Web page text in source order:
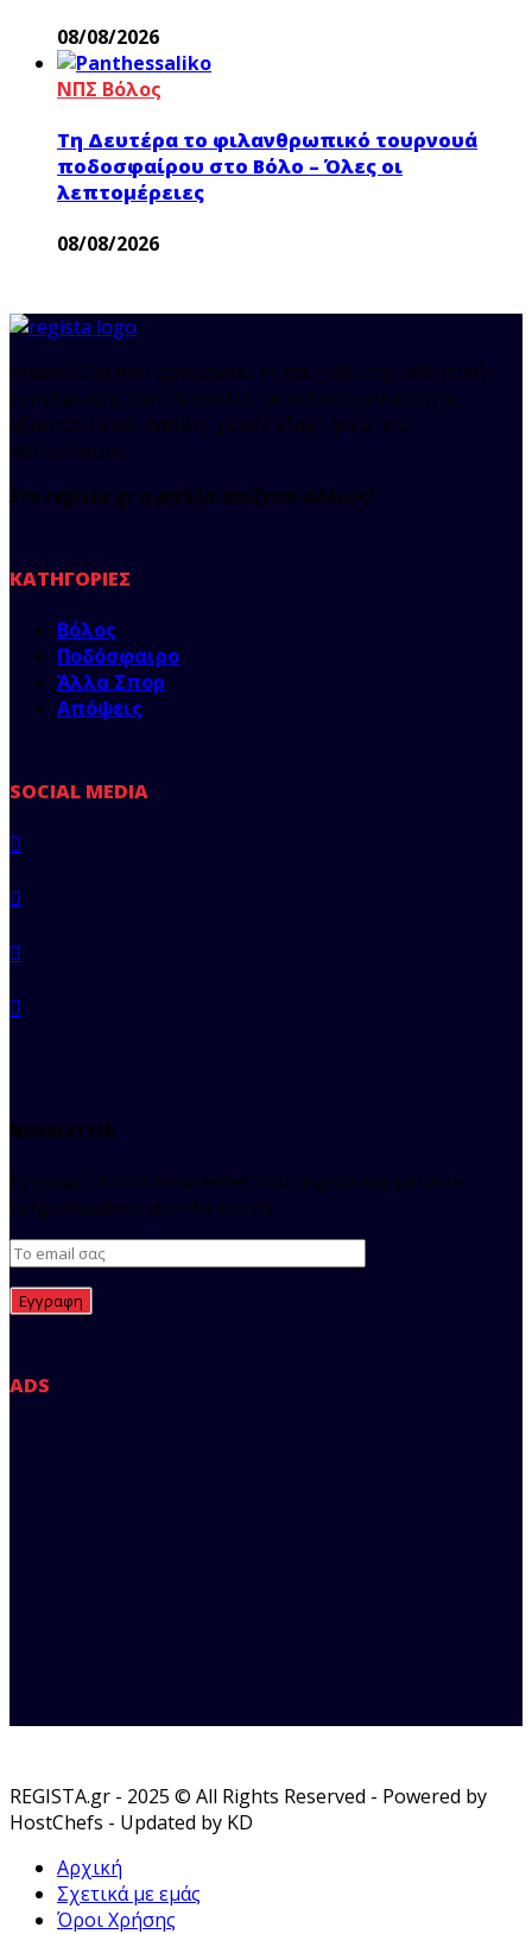
08/08/2026
ΝΠΣ Βόλος
Τη Δευτέρα το φιλανθρωπικό τουρνουά
ποδοσφαίρου στο Βόλο – Όλες οι
λεπτομέρειες
08/08/2026
Ιστοσελίδα που οργανώνει το παιχνίδι της αθλητικής
ενημέρωσης στη Θεσσαλία, με αντικειμενικότητα,
αξιοπιστία και άποψη, χωρίς εξαρτήσεις και
αστερίσκους.
Στο regista.gr η μπάλα παίζεται αλλιώς!
ΚΑΤΗΓΟΡΊΕΣ
Βόλος
Ποδόσφαιρο
Άλλα Σπορ
Απόψεις
SOCIAL MEDIA
NEWSLETTER
Εγγραφείτε στο Newsletter του regista και μείνετε
ενημερωμένοι για όλα τα νέα.
ADS
REGISTA.gr - 2025 © All Rights Reserved - Powered by
HostChefs - Updated by KD
Αρχική
Σχετικά με εμάς
Όροι Χρήσης